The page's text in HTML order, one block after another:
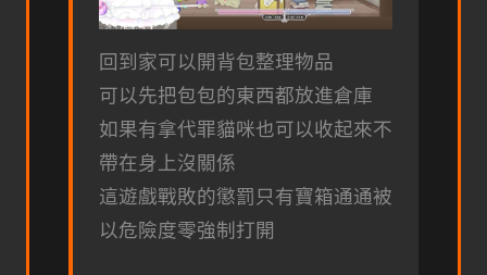
回到家可以開背包整理物品
可以先把包包的東西都放進倉庫
如果有拿代罪貓咪也可以收起來不
帶在身上沒關係
這遊戲戰敗的懲罰只有寶箱通通被
以危險度零強制打開